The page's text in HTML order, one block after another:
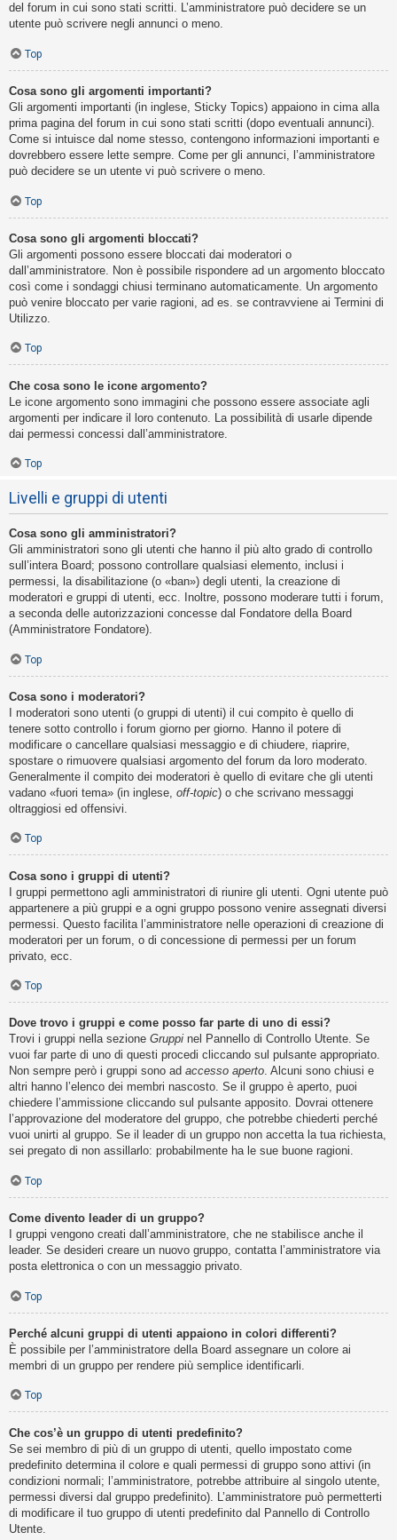
del forum in cui sono stati scritti. L’amministratore può decidere se un
utente può scrivere negli annunci o meno.
Top
Cosa sono gli argomenti importanti?
Gli argomenti importanti (in inglese, Sticky Topics) appaiono in cima alla
prima pagina del forum in cui sono stati scritti (dopo eventuali annunci).
Come si intuisce dal nome stesso, contengono informazioni importanti e
dovrebbero essere lette sempre. Come per gli annunci, l’amministratore
può decidere se un utente vi può scrivere o meno.
Top
Cosa sono gli argomenti bloccati?
Gli argomenti possono essere bloccati dai moderatori o
dall’amministratore. Non è possibile rispondere ad un argomento bloccato
così come i sondaggi chiusi terminano automaticamente. Un argomento
può venire bloccato per varie ragioni, ad es. se contravviene ai Termini di
Utilizzo.
Top
Che cosa sono le icone argomento?
Le icone argomento sono immagini che possono essere associate agli
argomenti per indicare il loro contenuto. La possibilità di usarle dipende
dai permessi concessi dall’amministratore.
Top
Livelli e gruppi di utenti
Cosa sono gli amministratori?
Gli amministratori sono gli utenti che hanno il più alto grado di controllo
sull’intera Board; possono controllare qualsiasi elemento, inclusi i
permessi, la disabilitazione (o «ban») degli utenti, la creazione di
moderatori e gruppi di utenti, ecc. Inoltre, possono moderare tutti i forum,
a seconda delle autorizzazioni concesse dal Fondatore della Board
(Amministratore Fondatore).
Top
Cosa sono i moderatori?
I moderatori sono utenti (o gruppi di utenti) il cui compito è quello di
tenere sotto controllo i forum giorno per giorno. Hanno il potere di
modificare o cancellare qualsiasi messaggio e di chiudere, riaprire,
spostare o rimuovere qualsiasi argomento del forum da loro moderato.
Generalmente il compito dei moderatori è quello di evitare che gli utenti
vadano «fuori tema» (in inglese, off-topic) o che scrivano messaggi
oltraggiosi ed offensivi.
Top
Cosa sono i gruppi di utenti?
I gruppi permettono agli amministratori di riunire gli utenti. Ogni utente può
appartenere a più gruppi e a ogni gruppo possono venire assegnati diversi
permessi. Questo facilita l’amministratore nelle operazioni di creazione di
moderatori per un forum, o di concessione di permessi per un forum
privato, ecc.
Top
Dove trovo i gruppi e come posso far parte di uno di essi?
Trovi i gruppi nella sezione Gruppi nel Pannello di Controllo Utente. Se
vuoi far parte di uno di questi procedi cliccando sul pulsante appropriato.
Non sempre però i gruppi sono ad accesso aperto. Alcuni sono chiusi e
altri hanno l’elenco dei membri nascosto. Se il gruppo è aperto, puoi
chiedere l’ammissione cliccando sul pulsante apposito. Dovrai ottenere
l’approvazione del moderatore del gruppo, che potrebbe chiederti perché
vuoi unirti al gruppo. Se il leader di un gruppo non accetta la tua richiesta,
sei pregato di non assillarlo: probabilmente ha le sue buone ragioni.
Top
Come divento leader di un gruppo?
I gruppi vengono creati dall’amministratore, che ne stabilisce anche il
leader. Se desideri creare un nuovo gruppo, contatta l’amministratore via
posta elettronica o con un messaggio privato.
Top
Perché alcuni gruppi di utenti appaiono in colori differenti?
È possibile per l’amministratore della Board assegnare un colore ai
membri di un gruppo per rendere più semplice identificarli.
Top
Che cos’è un gruppo di utenti predefinito?
Se sei membro di più di un gruppo di utenti, quello impostato come
predefinito determina il colore e quali permessi di gruppo sono attivi (in
condizioni normali; l’amministratore, potrebbe attribuire al singolo utente,
permessi diversi dal gruppo predefinito). L’amministratore può permetterti
di modificare il tuo gruppo di utenti predefinito dal Pannello di Controllo
Utente.